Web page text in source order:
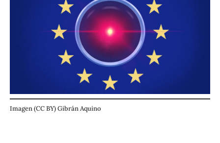
Imagen (CC BY) Gibrán Aquino